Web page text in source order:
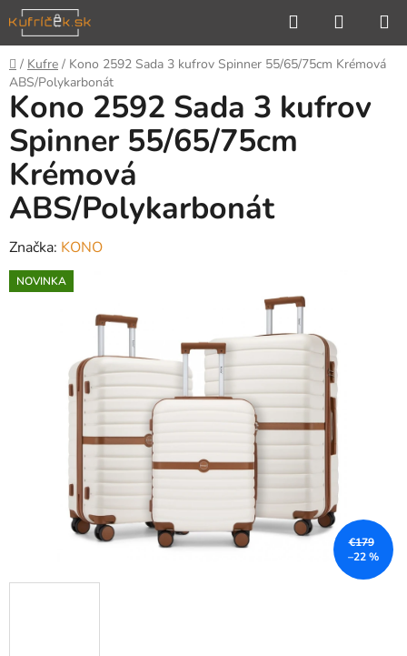
Prejsť
na
obsah
Hľadať
KOŠÍK
Domov
/ Kufre / Kono 2592 Sada 3 kufrov Spinner 55/65/75cm Krémová
ABS/Polykarbonát
Kono 2592 Sada 3 kufrov
Spinner 55/65/75cm
Krémová
ABS/Polykarbonát
Značka: KONO
NOVINKA
€179
–22 %